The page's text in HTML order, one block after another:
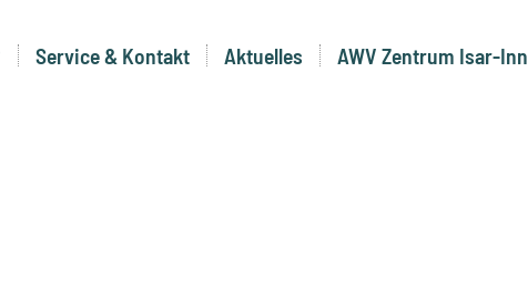
Service & Kontakt Aktuelles AWV Zentrum Isar-Inn